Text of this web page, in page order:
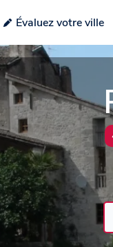
Évaluez votre ville